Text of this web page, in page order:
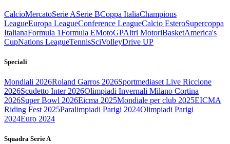
CalcioMercatoSerie ASerie BCoppa ItaliaChampions
LeagueEuropa LeagueConference LeagueCalcio EsteroSupercoppa
ItalianaFormula 1Formula EMotoGPAltri MotoriBasketAmerica's
CupNations LeagueTennisSciVolleyDrive UP
Speciali
Mondiali 2026Roland Garros 2026Sportmediaset Live Riccione
2026Scudetto Inter 2026Olimpiadi Invernali Milano Cortina
2026Super Bowl 2026Eicma 2025Mondiale per club 2025EICMA
Riding Fest 2025Paralimpiadi Parigi 2024Olimpiadi Parigi
2024Euro 2024
Squadra Serie A